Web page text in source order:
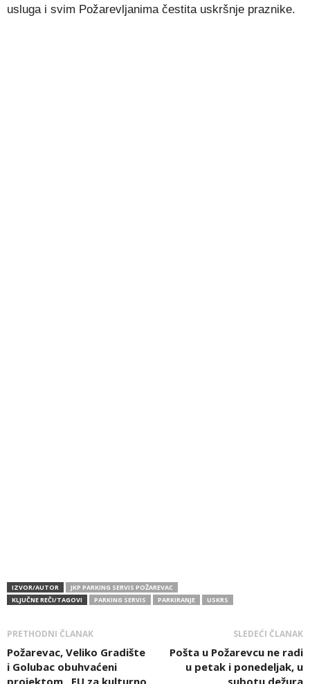
usluga i svim Požarevljanima čestita uskršnje praznike.
IZVOR/AUTOR
JKP PARKING SERVIS POŽAREVAC
KLJUČNE REČI/TAGOVI
PARKING SERVIS PARKIRANJE USKRS
PRETHODNI ČLANAK
Požarevac, Veliko Gradište
i Golubac obuhvaćeni
projektom „EU za kulturno
SLEDEĆI ČLANAK
Pošta u Požarevcu ne radi
u petak i ponedeljak, u
subotu dežura